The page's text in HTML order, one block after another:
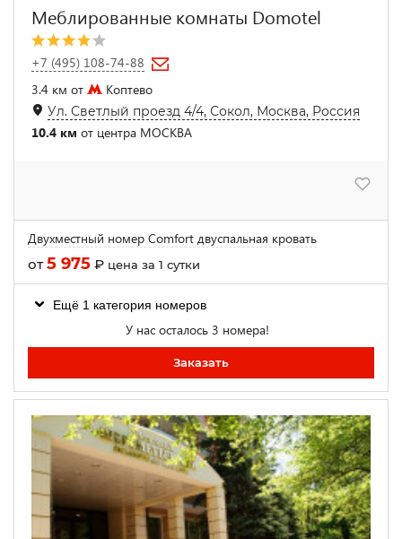
Меблированные комнаты Domotel
+7 (495) 108-74-88
3.4 км от
Коптево
Ул. Светлый проезд 4/4, Сокол, Москва, Россия
10.4 км от центра МОСКВА
Двухместный номер Comfort двуспальная кровать
от5 975 ₽ цена за 1 сутки
Ещё 1 категория номеров
У нас осталось 3 номера!
Заказать